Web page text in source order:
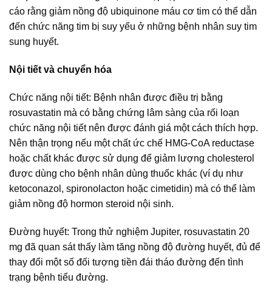
cáo rằng giảm nồng độ ubiquinone máu cơ tim có thể dẫn
đến chức năng tim bị suy yếu ở những bệnh nhân suy tim
sung huyết.
Nội tiết và chuyển hóa
Chức năng nội tiết: Bệnh nhân được điều trị bằng
rosuvastatin mà có bằng chứng lâm sàng của rối loạn
chức năng nội tiết nên được đánh giá một cách thích hợp.
Nên thận trọng nếu một chất ức chế HMG-CoA reductase
hoặc chất khác được sử dụng để giảm lượng cholesterol
được dùng cho bệnh nhân dùng thuốc khác (ví dụ như
ketoconazol, spironolacton hoặc cimetidin) mà có thể làm
giảm nồng độ hormon steroid nội sinh.
Đường huyết: Trong thử nghiệm Jupiter, rosuvastatin 20
mg đã quan sát thấy làm tăng nồng độ đường huyết, đủ để
thay đổi một số đối tượng tiền đái tháo đường đến tình
trạng bệnh tiểu đường.